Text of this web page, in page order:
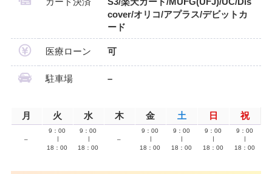
cover/オリコ/アプラス/デビットカ
ード
医療ローン 可
駐車場 –
月 火 水 木 金 土 日 祝
–
9：00
18：00
9：00
18：00
–
9：00
18：00
9：00
18：00
9：00
18：00
9：00
18：00